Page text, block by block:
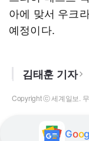
아에 맞서 우크
예정이다.
김태훈 기자
Copyright ⓒ 세계일보.
Goog